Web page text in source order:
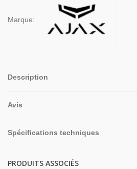
Marque:
Description
Avis
Spécifications techniques
PRODUITS ASSOCIÉS